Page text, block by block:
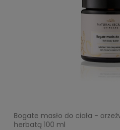
Bogate masło do ciała -
herbatą 100 ml